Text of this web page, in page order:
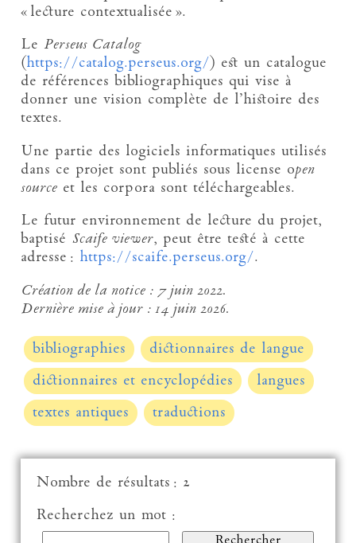
« lecture contextualisée ».
Le Perseus Catalog
(https://catalog.perseus.org/) est un catalogue
de références bibliographiques qui vise à
donner une vision complète de l’histoire des
textes.
Une partie des logiciels informatiques utilisés
dans ce projet sont publiés sous license open
source et les corpora sont téléchargeables.
Le futur environnement de lecture du projet,
baptisé Scaife viewer, peut être testé à cette
adresse : https://scaife.perseus.org/.
Création de la notice : 7 juin 2022.
Dernière mise à jour :14 juin 2026.
bibliographies
dictionnaires de langue
dictionnaires et encyclopédies
langues
textes antiques
traductions
Nombre de résultats : 2
Recherchez un mot :